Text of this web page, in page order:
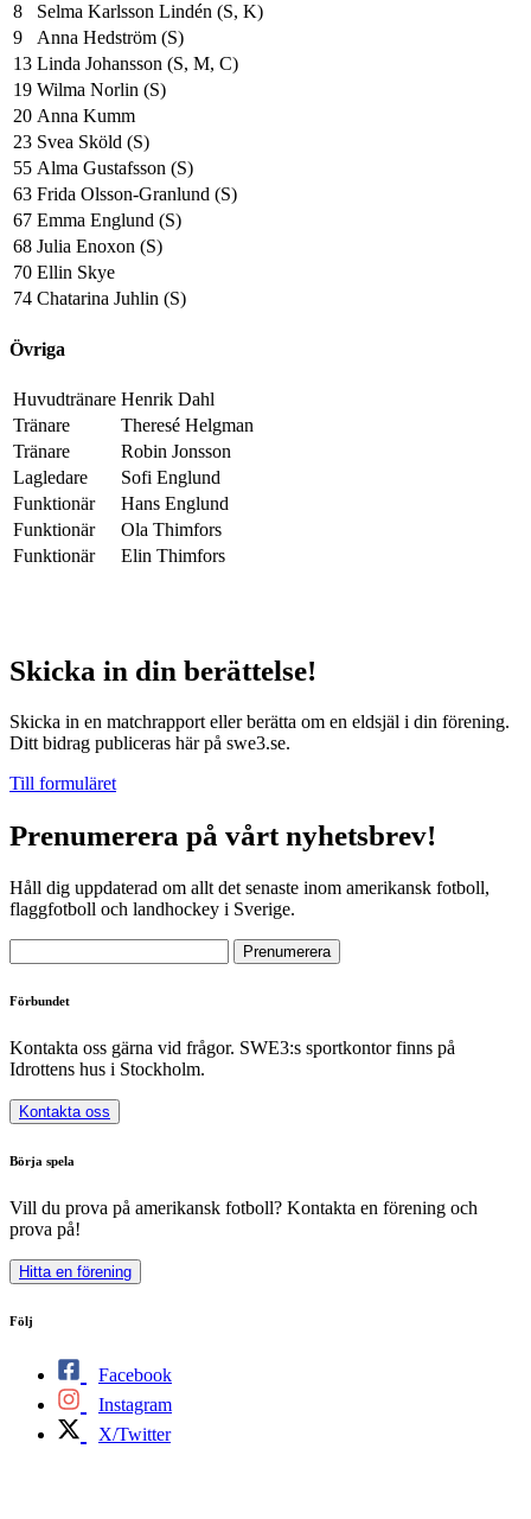
8
Selma Karlsson Lindén (S, K)
9
Anna Hedström (S)
13 Linda Johansson (S, M, C)
19 Wilma Norlin (S)
20 Anna Kumm
23 Svea Sköld (S)
55 Alma Gustafsson (S)
63 Frida Olsson-Granlund (S)
67 Emma Englund (S)
68 Julia Enoxon (S)
70 Ellin Skye
74 Chatarina Juhlin (S)
Övriga
Huvudtränare Henrik Dahl
Tränare
Theresé Helgman
Tränare
Robin Jonsson
Lagledare
Sofi Englund
Funktionär
Hans Englund
Funktionär
Ola Thimfors
Funktionär
Elin Thimfors
Skicka in din berättelse!
Skicka in en matchrapport eller berätta om en eldsjäl i din förening.
Ditt bidrag publiceras här på swe3.se.
Till formuläret
Prenumerera på vårt nyhetsbrev!
Håll dig uppdaterad om allt det senaste inom amerikansk fotboll,
flaggfotboll och landhockey i Sverige.
Förbundet
Kontakta oss gärna vid frågor. SWE3:s sportkontor finns på
Idrottens hus i Stockholm.
Kontakta oss
Börja spela
Vill du prova på amerikansk fotboll? Kontakta en förening och
prova på!
Hitta en förening
Följ
Facebook
Instagram
X/Twitter